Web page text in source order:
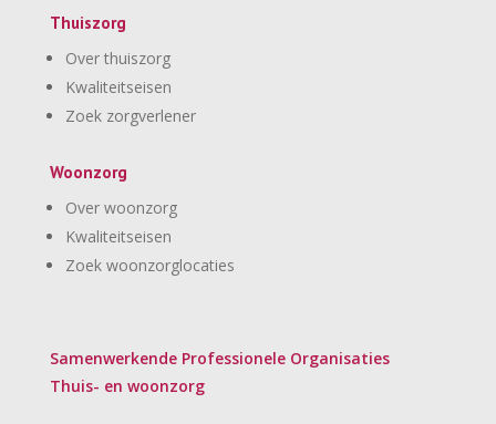
Thuiszorg
Over thuiszorg
Kwaliteitseisen
Zoek zorgverlener
Woonzorg
Over woonzorg
Kwaliteitseisen
Zoek woonzorglocaties
Samenwerkende Professionele Organisaties
Thuis- en woonzorg